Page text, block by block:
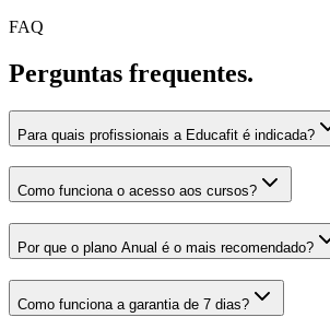
FAQ
Perguntas frequentes.
Para quais profissionais a Educafit é indicada?
Como funciona o acesso aos cursos?
Por que o plano Anual é o mais recomendado?
Como funciona a garantia de 7 dias?